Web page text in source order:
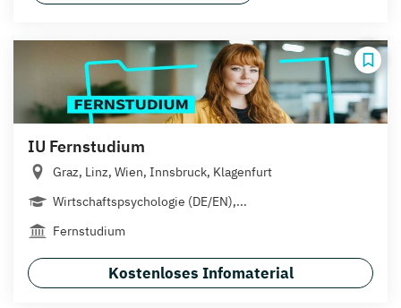
IU Fernstudium
Graz, Linz, Wien, Innsbruck, Klagenfurt
Wirtschaftspsychologie (DE/EN),...
Fernstudium
Kostenloses Infomaterial